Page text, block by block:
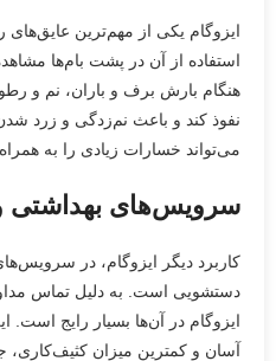
ایزوگام یکی از مهم‌ترین
استفاده از آن در پشت بام‌ها
هنگام بارش برف و باران، نم و
نفوذ کند و باعث نم‌زدگی و زرد
می‌تواند خسارات زیادی را به
سرویس‌های بهداشتی
کاربرد دیگر ایزوگام، در
دستشویی است. به دلیل تماس
ایزوگام در آن‌ها بسیار رایج
آسان و کمترین میزان کثیف‌کاری،